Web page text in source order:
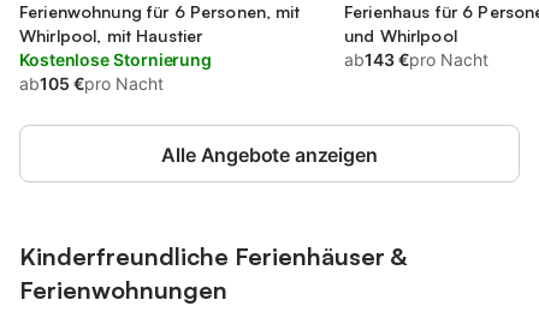
Ferienwohnung für 6 Personen, mit
Whirlpool, mit Haustier
Kostenlose Stornierung
ab105 €pro Nacht
Ferienhaus für 6
und Whirlpool
ab143 €pro Nacht
Alle Angebote anzeigen
Kinderfreundliche Ferienhäuser &
Ferienwohnungen